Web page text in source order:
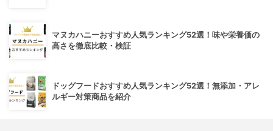
マヌカハニーおすすめ人気ランキング52選！味や栄養価の
高さを徹底比較・検証
ドッグフードおすすめ人気ランキング52選！無添加・アレ
ルギー対策商品を紹介